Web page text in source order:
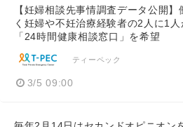
【妊婦相談先事情調査データ公開】
く妊婦や不妊治療経験者の2人に1人
「24時間健康相談窓口」を希望
ティーペック
3/5 09:00